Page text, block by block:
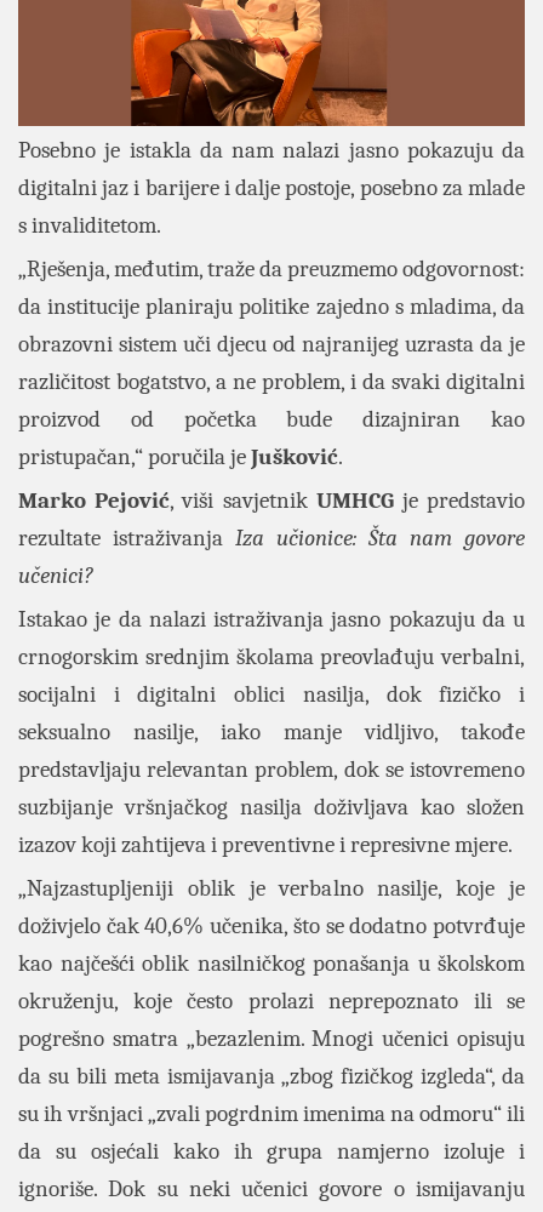
Posebno je istakla da nam nalazi jasno pokazuju da
digitalni jaz i barijere i dalje postoje, posebno za mlade
s invaliditetom.
„Rješenja, međutim, traže da preuzmemo odgovornost:
da institucije planiraju politike zajedno s mladima, da
obrazovni sistem uči djecu od najranijeg uzrasta da je
različitost bogatstvo, a ne problem, i da svaki digitalni
proizvod od početka bude dizajniran kao
pristupačan,“ poručila jeJušković.
Marko Pejović, viši savjetnik UMHCG je predstavio
rezultate istraživanja Iza učionice: Šta nam govore
učenici?
Istakao je da nalazi istraživanja jasno pokazuju da u
crnogorskim srednjim školama preovlađuju verbalni,
socijalni i digitalni oblici nasilja, dok fizičko i
seksualno nasilje, iako manje vidljivo, takođe
predstavljaju relevantan problem, dok se istovremeno
suzbijanje vršnjačkog nasilja doživljava kao složen
izazov koji zahtijeva i preventivne i represivne mjere.
„Najzastupljeniji oblik je verbalno nasilje, koje je
doživjelo čak 40,6% učenika, što se dodatno potvrđuje
kao najčešći oblik nasilničkog ponašanja u školskom
okruženju, koje često prolazi neprepoznato ili se
pogrešno smatra „bezazlenim. Mnogi učenici opisuju
da su bili meta ismijavanja „zbog fizičkog izgleda“, da
su ih vršnjaci „zvali pogrdnim imenima na odmoru“ ili
da su osjećali kako ih grupa namjerno izoluje i
ignoriše. Dok su neki učenici govore o ismijavanju